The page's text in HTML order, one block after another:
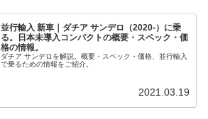
並行輸入 新車｜ダチア サンデロ（2020-）に乗
る。日本未導入コンパクトの概要・スペック・価
格の情報。
ダチア サンデロを解説。概要・スペック・価格、並行輸入
で乗るための情報をご紹介。
2021.03.19